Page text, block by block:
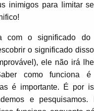
inimigos para limitar
com o significado do
o significado
ele não irá
como funciona é
é importante. É por
e pesquisamos.